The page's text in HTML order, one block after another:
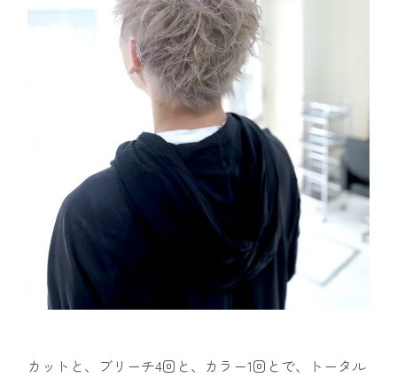
カットと、ブリーチ4回と、カラー1回とで、トータル